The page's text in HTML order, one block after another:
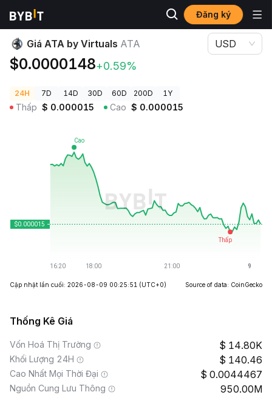
Đăng ký
Giá Tiền Điện Tử
Giá ATA by Virtuals ATA
$0.0000148+0.59%
USD
24H 7D 14D 30D 60D 200D 1Y
Thấp $ 0.000015 Cao $ 0.000015
Cập nhật lần cuối: 2026-08-09 00:25:51 (UTC+0) Source of data: CoinGecko
Thống Kê Giá
Vốn Hoá Thị Trường 14.80K
Khối Lượng 24H 140.46
Cao Nhất Mọi Thời Đại 0.0044467
Nguồn Cung Lưu Thông 950.00M